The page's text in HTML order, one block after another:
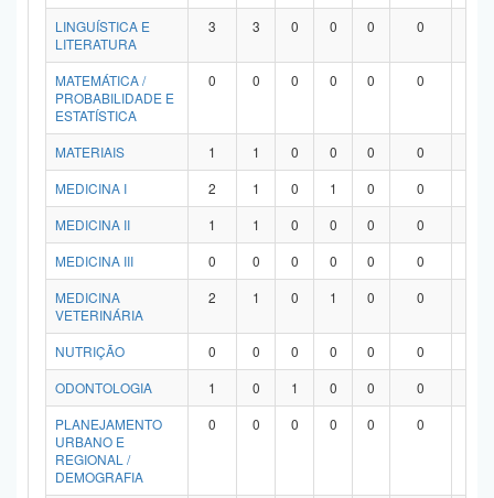
LINGUÍSTICA E
LITERATURA
3 3 0 0 0 0
MATEMÁTICA /
PROBABILIDADE E
ESTATÍSTICA
0 0 0 0 0 0
MATERIAIS 1 1 0 0 0 0
MEDICINA I
2 1 0 1 0 0
MEDICINA II
1 1 0 0 0 0
MEDICINA III
0 0 0 0 0 0
MEDICINA
VETERINÁRIA
2 1 0 1 0 0
NUTRIÇÃO 0 0 0 0 0 0
ODONTOLOGIA
1 0 1 0 0 0
PLANEJAMENTO
URBANO E
REGIONAL /
DEMOGRAFIA
0 0 0 0 0 0